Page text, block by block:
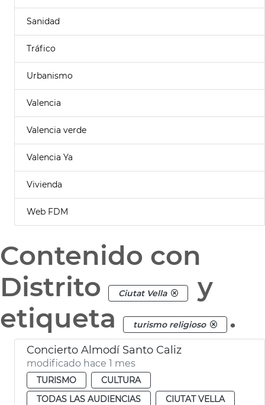
Sanidad
Tráfico
Urbanismo
Valencia
Valencia verde
Valencia Ya
Vivienda
Web FDM
Contenido con
Distrito
Ciutat Vella
y
etiqueta
turismo religioso .
Concierto Almodí Santo Caliz
modificado hace 1 mes
TURISMO
CULTURA
TODAS LAS AUDIENCIAS
CIUTAT VELLA